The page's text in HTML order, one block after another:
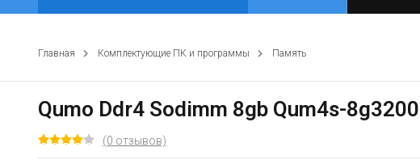
Главная Комплектующие ПК и программы Память
Qumo Ddr4 Sodimm 8gb Qum4s-
(0 отзывов)